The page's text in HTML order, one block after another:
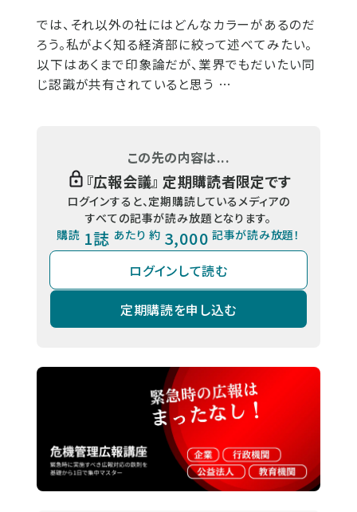
では、それ以外の社にはどんなカラーがあるのだ
ろう。私がよく知る経済部に絞って述べてみたい。
以下はあくまで印象論だが、業界でもだいたい同
じ認識が共有されていると思う …
この先の内容は...
『広報会議』 定期購読者限定です
ログインすると、定期購読しているメディアの
すべての記事が読み放題となります。
購読 1誌 あたり 約 3,000 記事が読み放題！
ログインして読む
定期購読を申し込む